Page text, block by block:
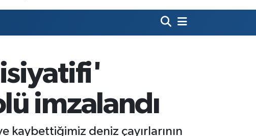
61,60380
%0.18
BİST100
14.598,00
%0
BITCOIN
79.591,74
%-1.82
imzalandı
kaybettiğimiz deniz çayırlarının